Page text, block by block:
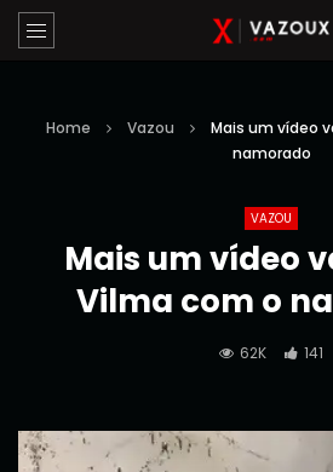
Home Vazou
Mais um vídeo
namorado
VAZOU
Mais um vídeo
Vilma com o
62K 141